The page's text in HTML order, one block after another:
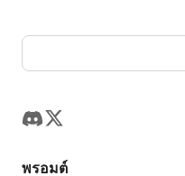
พรอมต์